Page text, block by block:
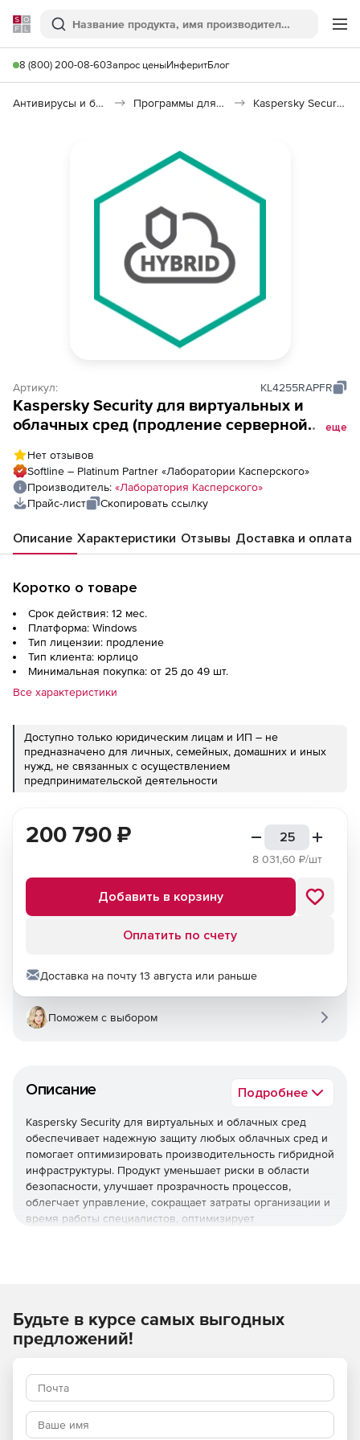
Softline
Поиск
8 (800) 200-08-60Запрос ценыИнферитБлог
Антивирусы и безопасность Программы для защиты информации Kaspersky Security для виртуальных и облачных сред
Артикул: KL4255RAPFR
Kaspersky Security для виртуальных и
облачных сред (продление серверной
по количеству виртуальных серверов
еще
Нет отзывов
Softline – Platinum Partner «Лаборатории Касперского»
Производитель: «Лаборатория Касперского»
Прайс-лист
Скопировать ссылку
Описание Характеристики Отзывы Доставка и оплата
Коротко о товаре
Срок действия: 12 мес.
Платформа: Windows
Тип лицензии: продление
Тип клиента: юрлицо
Минимальная покупка: от 25 до 49 шт.
Все характеристики
Доступно только юридическим лицам и ИП – не
предназначено для личных, семейных, домашних и иных
нужд, не связанных с осуществлением
предпринимательской деятельности
Описание Подробнее
Kaspersky Security для виртуальных и облачных сред
обеспечивает надежную защиту любых облачных сред и
помогает оптимизировать производительность гибридной
инфраструктуры. Продукт уменьшает риски в области
безопасности, улучшает прозрачность процессов,
облегчает управление, сокращает затраты организации и
время работы специалистов, оптимизирует
к угрозам разной сложности.
Основные преимущества
Надежная защита мирового уровня
Многоуровневые технологии проактивной защиты
обеспечивают эффективное противостояние различным
200 790 ₽
8 031,60 ₽/шт
Добавить в корзину
Оплатить по счету
Доставка на почту 13 августа или раньше
Поможем с выбором
Будьте в курсе самых выгодных
предложений!